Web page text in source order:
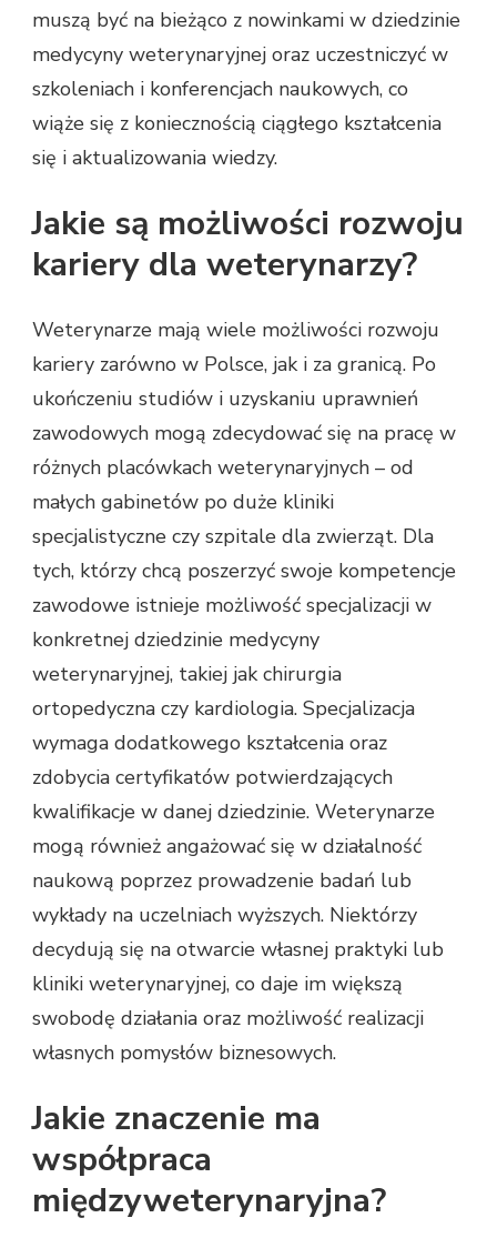
muszą być na bieżąco z nowinkami w dziedzinie
medycyny weterynaryjnej oraz uczestniczyć w
szkoleniach i konferencjach naukowych, co
wiąże się z koniecznością ciągłego kształcenia
się i aktualizowania wiedzy.
Jakie są możliwości rozwoju
kariery dla weterynarzy?
Weterynarze mają wiele możliwości rozwoju
kariery zarówno w Polsce, jak i za granicą. Po
ukończeniu studiów i uzyskaniu uprawnień
zawodowych mogą zdecydować się na pracę w
różnych placówkach weterynaryjnych – od
małych gabinetów po duże kliniki
specjalistyczne czy szpitale dla zwierząt. Dla
tych, którzy chcą poszerzyć swoje kompetencje
zawodowe istnieje możliwość specjalizacji w
konkretnej dziedzinie medycyny
weterynaryjnej, takiej jak chirurgia
ortopedyczna czy kardiologia. Specjalizacja
wymaga dodatkowego kształcenia oraz
zdobycia certyfikatów potwierdzających
kwalifikacje w danej dziedzinie. Weterynarze
mogą również angażować się w działalność
naukową poprzez prowadzenie badań lub
wykłady na uczelniach wyższych. Niektórzy
decydują się na otwarcie własnej praktyki lub
kliniki weterynaryjnej, co daje im większą
swobodę działania oraz możliwość realizacji
własnych pomysłów biznesowych.
Jakie znaczenie ma
współpraca
międzyweterynaryjna?